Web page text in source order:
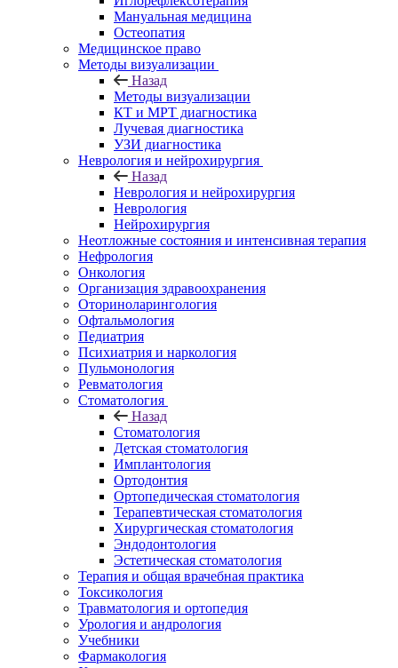
Мануальная медицина
Остеопатия
Медицинское право
Методы визуализации
Назад
Методы визуализации
КТ и МРТ диагностика
Лучевая диагностика
УЗИ диагностика
Неврология и нейрохирургия
Назад
Неврология и нейрохирургия
Неврология
Нейрохирургия
Неотложные состояния и интенсивная терапия
Нефрология
Онкология
Организация здравоохранения
Оториноларингология
Офтальмология
Педиатрия
Психиатрия и наркология
Пульмонология
Ревматология
Стоматология
Назад
Стоматология
Детская стоматология
Имплантология
Ортодонтия
Ортопедическая стоматология
Терапевтическая стоматология
Хирургическая стоматология
Эндодонтология
Эстетическая стоматология
Терапия и общая врачебная практика
Токсикология
Травматология и ортопедия
Урология и андрология
Учебники
Фармакология